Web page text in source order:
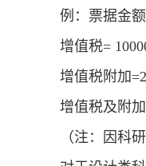
例：票据金
增值税=
增值税附加
增值税及附
（注：因科